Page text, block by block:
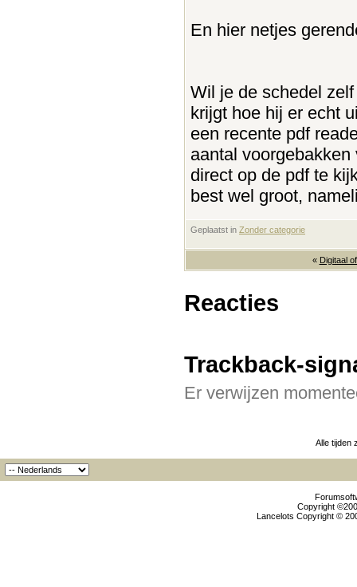
En hier netjes
Wil je de schedel
krijgt hoe hij er echt
een recente pdf
aantal
direct op de pdf te
best wel groot,
Geplaatst in Zonder categorie
« Digitaal
Reacties
Trackback-
Er verwijzen
Alle tijden
Copyright
Lancelots Copyright ©